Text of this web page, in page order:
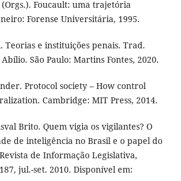
(Orgs.). Foucault: uma trajetória
Forense Universitária, 1995.
Teorias e instituições penais. Trad.
São Paulo: Martins Fontes, 2020.
Protocol society – How control
Cambridge: MIT Press, 2014.
Brito. Quem vigia os vigilantes? O
de inteligência no Brasil e o papel do
de Informação Legislativa,
jul.-set. 2010. Disponível em: